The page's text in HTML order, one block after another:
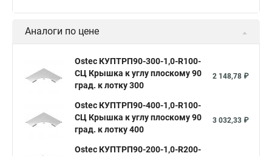
Аналоги по цене
Ostec КУПТРП90-300-1,0-R100-
СЦ Крышка к углу плоскому 90
град. к лотку 300
2 148,78 ₽
Ostec КУПТРП90-400-1,0-R100-
СЦ Крышка к углу плоскому 90
град. к лотку 400
3 032,33 ₽
Ostec КУПТРП90-200-1,0-R200-